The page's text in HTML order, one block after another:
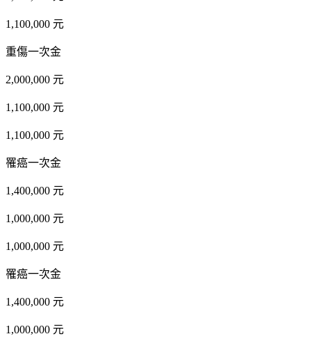
1,100,000 元
重傷一次金
2,000,000 元
1,100,000 元
1,100,000 元
罹癌一次金
1,400,000 元
1,000,000 元
1,000,000 元
罹癌一次金
1,400,000 元
1,000,000 元